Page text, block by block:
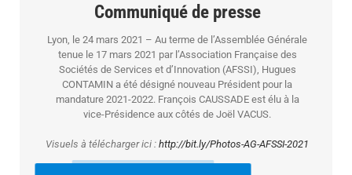
Communiqué de presse
Lyon, le 24 mars 2021 – Au terme de l’Assemblée Générale
tenue le 17 mars 2021 par l’Association Française des
Sociétés de Services et d’Innovation (AFSSI), Hugues
CONTAMIN a été désigné nouveau Président pour la
mandature 2021-2022. François CAUSSADE est élu à la
vice-Présidence aux côtés de Joël VACUS.
Visuels à télécharger ici : http://bit.ly/Photos-AG-AFSSI-2021